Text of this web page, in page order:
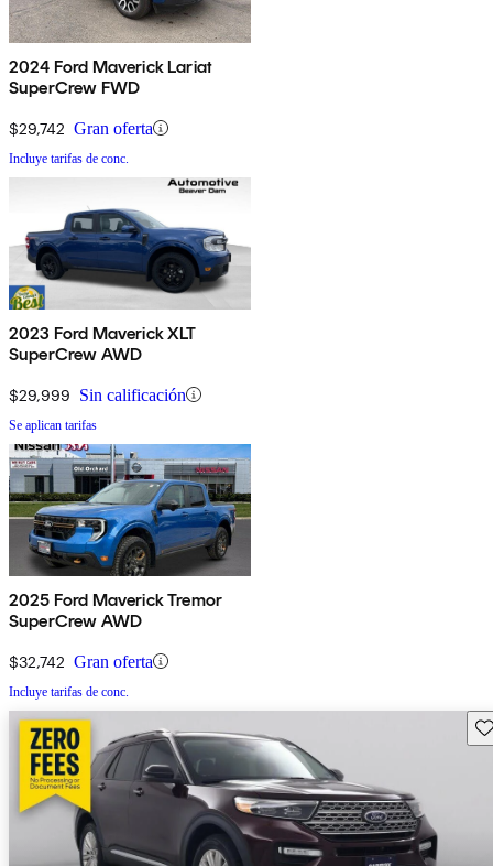
2024 Ford Maverick Lariat
SuperCrew FWD
$29,742 Gran oferta
Incluye tarifas de conc.
2023 Ford Maverick XLT
SuperCrew AWD
$29,999 Sin calificación
Se aplican tarifas
2025 Ford Maverick Tremor
SuperCrew AWD
$32,742 Gran oferta
Incluye tarifas de conc.